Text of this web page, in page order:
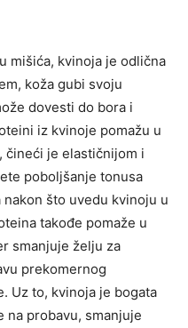
mišića, kvinoja je odlična
koža gubi svoju
dovesti do bora i
iz kvinoje pomažu u
čineći je elastičnijom i
poboljšanje tonusa
što uvedu kvinoju u
takođe pomaže u
smanjuje želju za
prekomernog
Uz to, kvinoja je bogata
na probavu, smanjuje